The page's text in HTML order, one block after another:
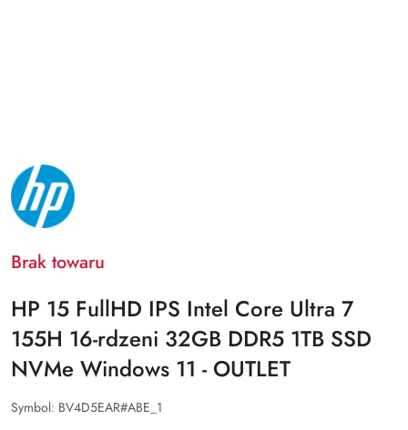
NAZWA
PRODUCENTA:
HP
Brak towaru
HP 15 FullHD IPS Intel Core Ultra 7
155H 16-rdzeni 32GB DDR5 1TB SSD
NVMe Windows 11 - OUTLET
Symbol: BV4D5EAR#ABE_1